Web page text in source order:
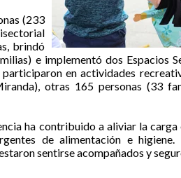
(233
brindó
e implementó dos Espacios
en actividades
otras 165 personas (33
ha contribuido a aliviar la
de alimentación e higiene.
sentirse acompañados y